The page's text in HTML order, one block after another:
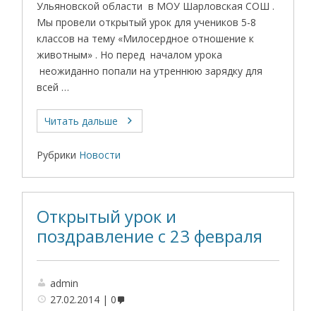
Ульяновской области в МОУ Шарловская СОШ .
Мы провели открытый урок для учеников 5-8
классов на тему «Милосердное отношение к
животным» . Но перед началом урока
неожиданно попали на утреннюю зарядку для
всей …
Читать дальше
Рубрики Новости
Открытый урок и
поздравление с 23 февраля
admin
27.02.2014
0